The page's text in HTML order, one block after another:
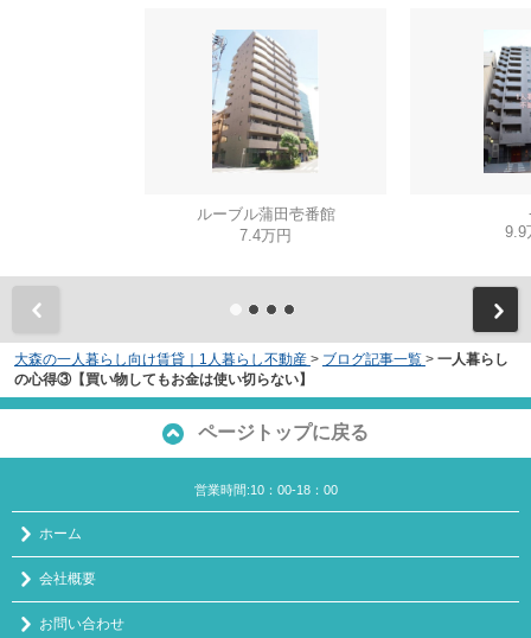
ルーブル蒲田壱番館
7.4万円
9.9
大森の一人暮らし向け賃貸｜1人暮らし不動産 > ブログ記事一覧 > 一人暮らし
の心得③【買い物してもお金は使い切らない】
ページトップに戻る
営業時間:10：00-18：00
ホーム
会社概要
お問い合わせ